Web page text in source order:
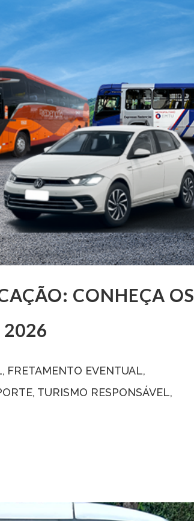
CONHEÇA OS
2026
FRETAMENTO EVENTUAL
TURISMO RESPONSÁVEL